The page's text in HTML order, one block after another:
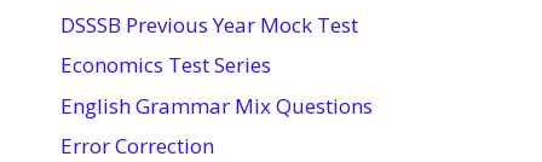
DSSSB Previous Year Mock Test
Economics Test Series
English Grammar Mix Questions
Error Correction